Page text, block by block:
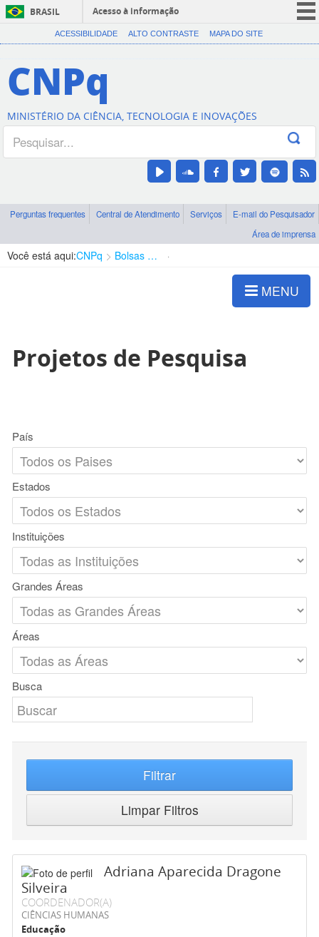
BRASIL
Acesso à informação
CORONAVÍRUS (COVID-19)
Canais
ACESSIBILIDADE ALTO CONTRASTE MAPA DO SITE
CNPq
MINISTÉRIO DA CIÊNCIA, TECNOLOGIA E INOVAÇÕES
Perguntas frequentes Central de Atendimento Serviços
E-mail do Pesquisador
Área de imprensa
Você está aqui:CNPq Bolsas e Auxílios Vigentes
MENU
Projetos de Pesquisa
País
Estados
Instituições
Grandes Áreas
Áreas
Busca
Filtrar
Limpar Filtros
Adriana Aparecida Dragone
Silveira
COORDENADOR(A)
CIÊNCIAS HUMANAS
Educação